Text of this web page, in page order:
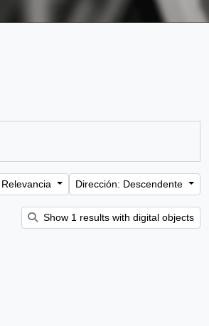
Dirección: Descendente
Show 1 results with digital objects